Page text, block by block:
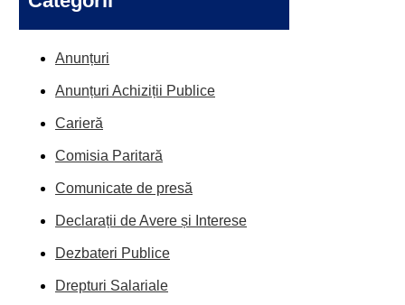
Anunțuri
Anunțuri Achiziții Publice
Carieră
Comisia Paritară
Comunicate de presă
Declarații de Avere și Interese
Dezbateri Publice
Drepturi Salariale